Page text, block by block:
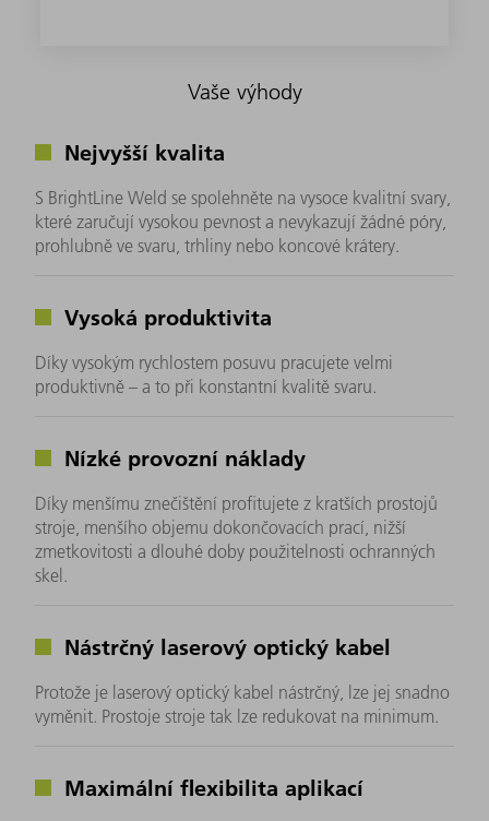
Vaše výhody
Nejvyšší kvalita
S BrightLine Weld se spolehněte na vysoce kvalitní svary,
které zaručují vysokou pevnost a nevykazují žádné póry,
prohlubně ve svaru, trhliny nebo koncové krátery.
Vysoká produktivita
Díky vysokým rychlostem posuvu pracujete velmi
produktivně – a to při konstantní kvalitě svaru.
Nízké provozní náklady
Díky menšímu znečištění profitujete z kratších prostojů
stroje, menšího objemu dokončovacích prací, nižší
zmetkovitosti a dlouhé doby použitelnosti ochranných
skel.
Nástrčný laserový optický kabel
Protože je laserový optický kabel nástrčný, lze jej snadno
vyměnit. Prostoje stroje tak lze redukovat na minimum.
Maximální flexibilita aplikací